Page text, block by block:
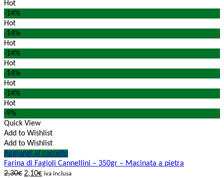
Hot
-14%
Hot
-14%
Hot
-14%
Hot
-14%
Hot
-14%
Hot
-9%
Quick View
Add to Wishlist
Add to Wishlist
Aggiungi al carrello
Farina di Fagioli Cannellini – 350gr – Macinata a pietra
2,30€ 2,10€ iva inclusa